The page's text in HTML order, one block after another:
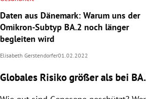
Daten aus Dänemark: Warum uns der
Omikron-Subtyp BA.2 noch länger
begleiten wird
Elisabeth Gerstendorfer01.02.2022
Globales Risiko größer als bei